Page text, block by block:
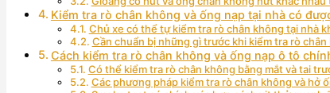
Kiểm tra rò chân không và ống nạp tại nhà có
Chủ xe có thể tự kiểm tra rò chân không tại nhà
Cần chuẩn bị những gì trước khi kiểm tra rò chân
Cách kiểm tra rò chân không và ống nạp ô tô
Có thể kiểm tra rò chân không bằng mắt và tai
Các phương pháp kiểm tra rò chân không và hở